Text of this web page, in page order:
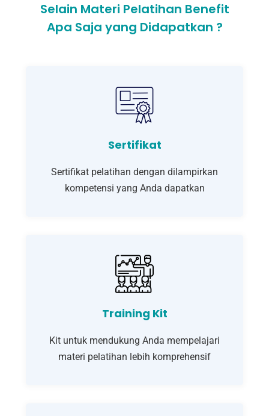
Selain Materi Pelatihan Benefit
Apa Saja yang Didapatkan ?
Sertifikat
Sertifikat pelatihan dengan dilampirkan
kompetensi yang Anda dapatkan
Training Kit
Kit untuk mendukung Anda mempelajari
materi pelatihan lebih komprehensif